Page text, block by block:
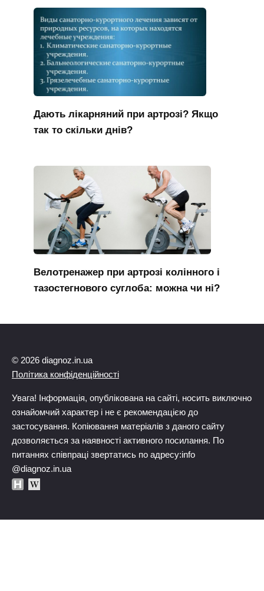
Дають лікарняний при артрозі? Якщо
так то скільки днів?
Велотренажер при артрозі колінного і
тазостегнового суглоба: можна чи ні?
© 2026 diagnoz.in.ua
Політика конфіденційності
Увага! Інформація, опублікована на сайті, носить виключно
ознайомчий характер і не є рекомендацією до
застосування. Копіювання матеріалів з даного сайту
дозволяється за наявності активного посилання. По
питаннях співпраці звертатись по адресу:info
@diagnoz.in.ua